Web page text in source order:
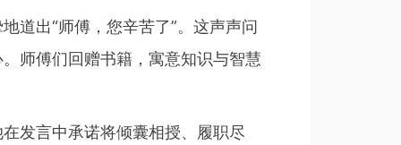
道出“师傅，您辛苦了”。这声声问
师傅们回赠书籍，寓意知识与智慧
发言中承诺将倾囊相授、履职尽